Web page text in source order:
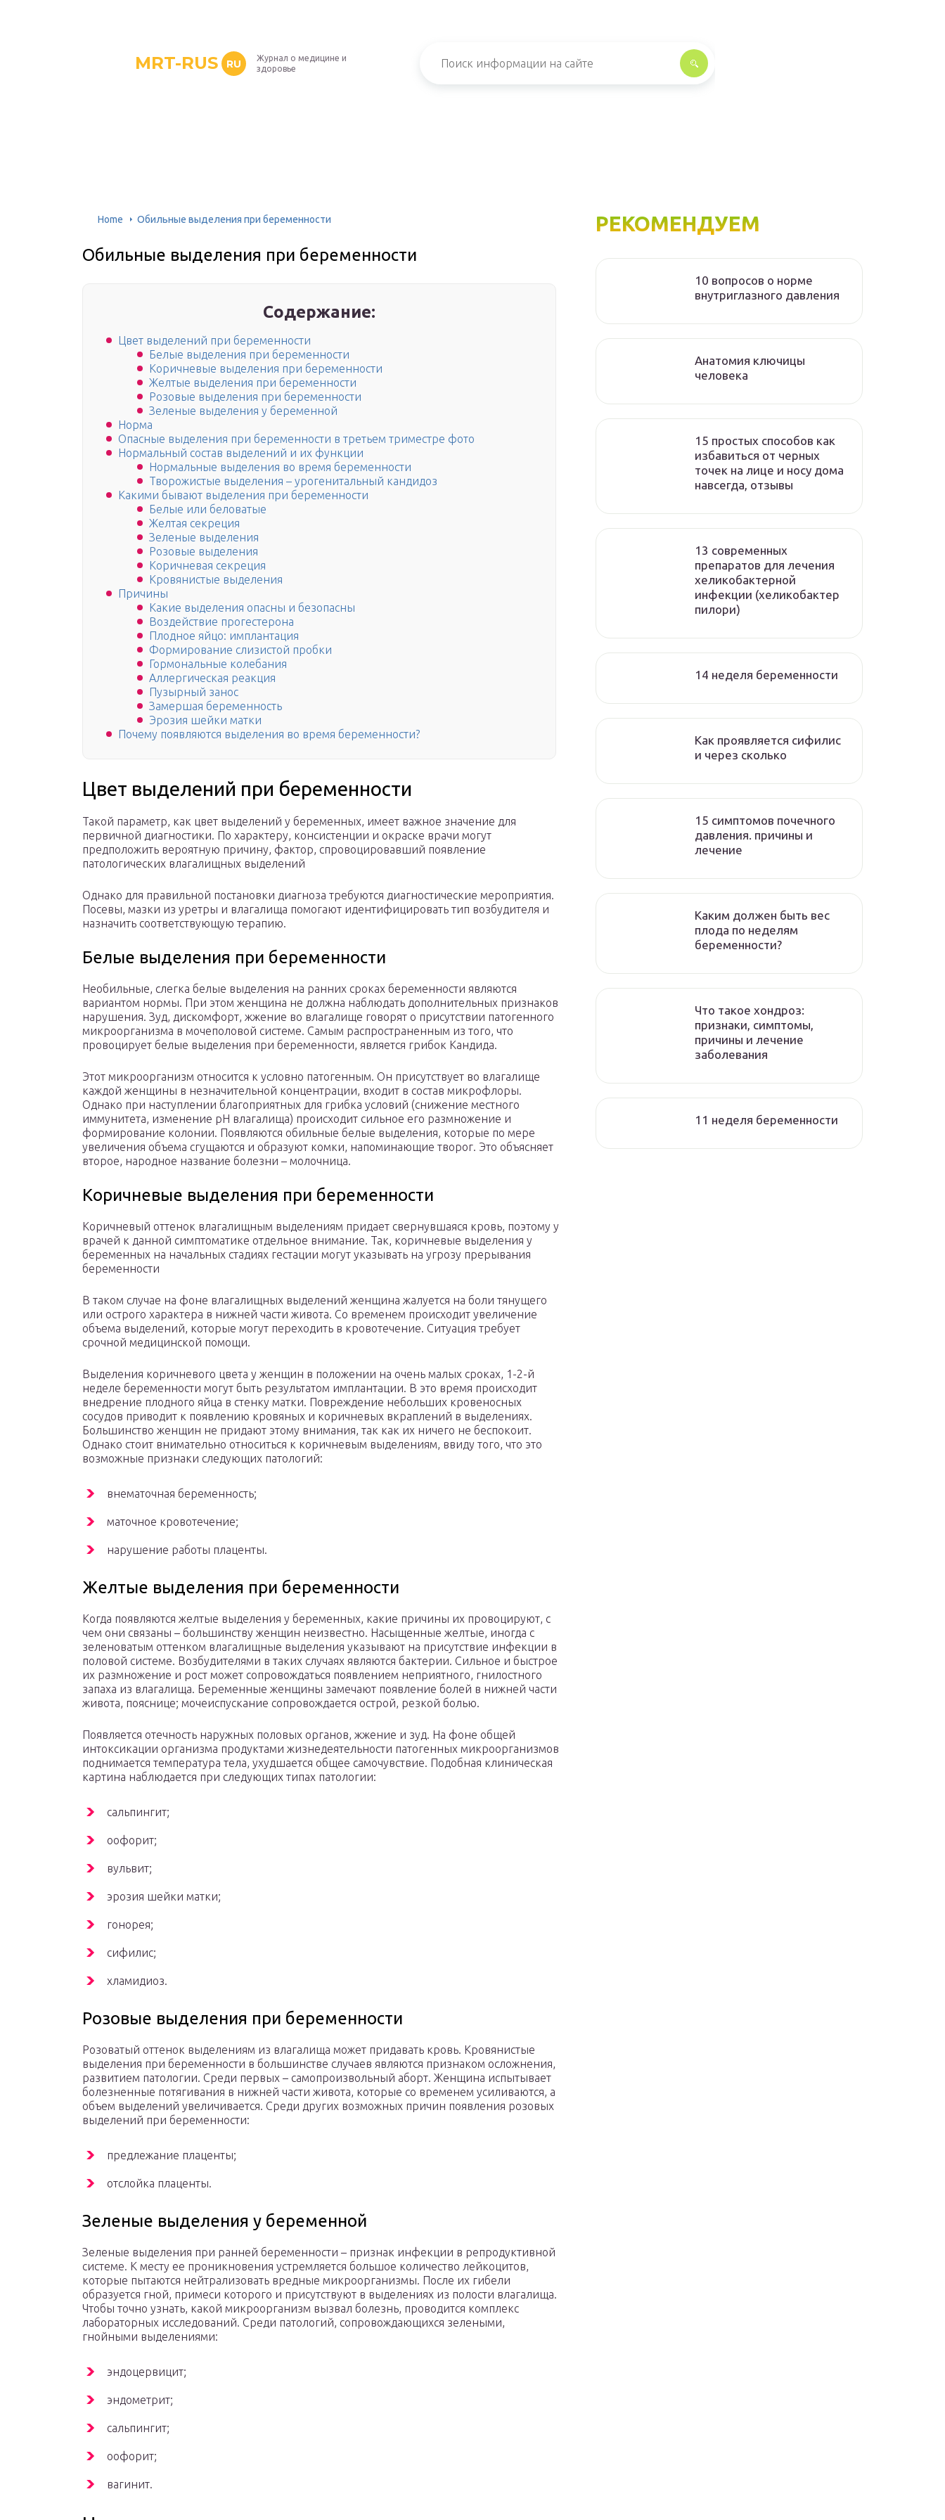
MRT-RUS RU
Журнал о медицине и
здоровье
Home Обильные выделения при беременности
Обильные выделения при беременности
Содержание:
Цвет выделений при беременности
Белые выделения при беременности
Коричневые выделения при беременности
Желтые выделения при беременности
Розовые выделения при беременности
Зеленые выделения у беременной
Норма
Опасные выделения при беременности в третьем триместре фото
Нормальный состав выделений и их функции
Нормальные выделения во время беременности
Творожистые выделения – урогенитальный кандидоз
Какими бывают выделения при беременности
Белые или беловатые
Желтая секреция
Зеленые выделения
Розовые выделения
Коричневая секреция
Кровянистые выделения
Причины
Какие выделения опасны и безопасны
Воздействие прогестерона
Плодное яйцо: имплантация
Формирование слизистой пробки
Гормональные колебания
Аллергическая реакция
Пузырный занос
Замершая беременность
Эрозия шейки матки
Почему появляются выделения во время беременности?
Цвет выделений при беременности
Такой параметр, как цвет выделений у беременных, имеет важное значение для
первичной диагностики. По характеру, консистенции и окраске врачи могут
предположить вероятную причину, фактор, спровоцировавший появление
патологических влагалищных выделений
Однако для правильной постановки диагноза требуются диагностические мероприятия.
Посевы, мазки из уретры и влагалища помогают идентифицировать тип возбудителя и
назначить соответствующую терапию.
Белые выделения при беременности
Необильные, слегка белые выделения на ранних сроках беременности являются
вариантом нормы. При этом женщина не должна наблюдать дополнительных признаков
нарушения. Зуд, дискомфорт, жжение во влагалище говорят о присутствии патогенного
микроорганизма в мочеполовой системе. Самым распространенным из того, что
провоцирует белые выделения при беременности, является грибок Кандида.
Этот микроорганизм относится к условно патогенным. Он присутствует во влагалище
каждой женщины в незначительной концентрации, входит в состав микрофлоры.
Однако при наступлении благоприятных для грибка условий (снижение местного
иммунитета, изменение рН влагалища) происходит сильное его размножение и
формирование колонии. Появляются обильные белые выделения, которые по мере
увеличения объема сгущаются и образуют комки, напоминающие творог. Это объясняет
второе, народное название болезни – молочница.
Коричневые выделения при беременности
Коричневый оттенок влагалищным выделениям придает свернувшаяся кровь, поэтому у
врачей к данной симптоматике отдельное внимание. Так, коричневые выделения у
беременных на начальных стадиях гестации могут указывать на угрозу прерывания
беременности
В таком случае на фоне влагалищных выделений женщина жалуется на боли тянущего
или острого характера в нижней части живота. Со временем происходит увеличение
объема выделений, которые могут переходить в кровотечение. Ситуация требует
срочной медицинской помощи.
Выделения коричневого цвета у женщин в положении на очень малых сроках, 1-2-й
неделе беременности могут быть результатом имплантации. В это время происходит
внедрение плодного яйца в стенку матки. Повреждение небольших кровеносных
сосудов приводит к появлению кровяных и коричневых вкраплений в выделениях.
Большинство женщин не придают этому внимания, так как их ничего не беспокоит.
Однако стоит внимательно относиться к коричневым выделениям, ввиду того, что это
возможные признаки следующих патологий:
внематочная беременность;
маточное кровотечение;
нарушение работы плаценты.
Желтые выделения при беременности
Когда появляются желтые выделения у беременных, какие причины их провоцируют, с
чем они связаны – большинству женщин неизвестно. Насыщенные желтые, иногда с
зеленоватым оттенком влагалищные выделения указывают на присутствие инфекции в
половой системе. Возбудителями в таких случаях являются бактерии. Сильное и быстрое
их размножение и рост может сопровождаться появлением неприятного, гнилостного
запаха из влагалища. Беременные женщины замечают появление болей в нижней части
живота, пояснице; мочеиспускание сопровождается острой, резкой болью.
Появляется отечность наружных половых органов, жжение и зуд. На фоне общей
интоксикации организма продуктами жизнедеятельности патогенных микроорганизмов
поднимается температура тела, ухудшается общее самочувствие. Подобная клиническая
картина наблюдается при следующих типах патологии:
сальпингит;
оофорит;
вульвит;
эрозия шейки матки;
гонорея;
сифилис;
хламидиоз.
Розовые выделения при беременности
Розоватый оттенок выделениям из влагалища может придавать кровь. Кровянистые
выделения при беременности в большинстве случаев являются признаком осложнения,
развитием патологии. Среди первых – самопроизвольный аборт. Женщина испытывает
болезненные потягивания в нижней части живота, которые со временем усиливаются, а
объем выделений увеличивается. Среди других возможных причин появления розовых
выделений при беременности:
предлежание плаценты;
отслойка плаценты.
Зеленые выделения у беременной
Зеленые выделения при ранней беременности – признак инфекции в репродуктивной
системе. К месту ее проникновения устремляется большое количество лейкоцитов,
которые пытаются нейтрализовать вредные микроорганизмы. После их гибели
образуется гной, примеси которого и присутствуют в выделениях из полости влагалища.
Чтобы точно узнать, какой микроорганизм вызвал болезнь, проводится комплекс
лабораторных исследований. Среди патологий, сопровождающихся зелеными,
гнойными выделениями:
эндоцервицит;
эндометрит;
сальпингит;
оофорит;
вагинит.
РЕКОМЕНДУЕМ
10 вопросов о норме
внутриглазного давления
Анатомия ключицы
человека
15 простых способов как
избавиться от черных
точек на лице и носу дома
навсегда, отзывы
13 современных
препаратов для лечения
хеликобактерной
инфекции (хеликобактер
пилори)
14 неделя беременности
Как проявляется сифилис
и через сколько
15 симптомов почечного
давления. причины и
лечение
Каким должен быть вес
плода по неделям
беременности?
Что такое хондроз:
признаки, симптомы,
причины и лечение
заболевания
11 неделя беременности